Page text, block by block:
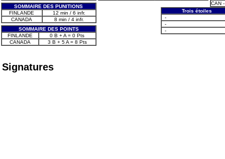
SOMMAIRE DES PUNITIONS
FINLANDE
12 min / 6 infr.
CANADA
8 min / 4 infr.
SOMMAIRE DES POINTS
FINLANDE
0 B + A = 0 Pts
CANADA
3 B + 5 A = 8 Pts
CAN
Trois étoiles
-
-
-
Signatures